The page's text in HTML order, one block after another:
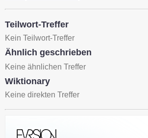
Teilwort-Treffer
Kein Teilwort-Treffer
Ähnlich geschrieben
Keine ähnlichen Treffer
Wiktionary
Keine direkten Treffer